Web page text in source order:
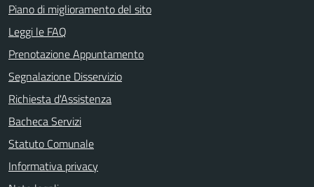
Piano di miglioramento del sito
Leggi le FAQ
Prenotazione Appuntamento
Segnalazione Disservizio
Richiesta d'Assistenza
Bacheca Servizi
Statuto Comunale
Informativa privacy